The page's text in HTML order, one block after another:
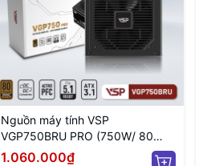
Nguồn máy tính VSP
VGP750BRU PRO (750W/ 80
Plus Bronze/ ATX/ Đen)
1.060.000₫